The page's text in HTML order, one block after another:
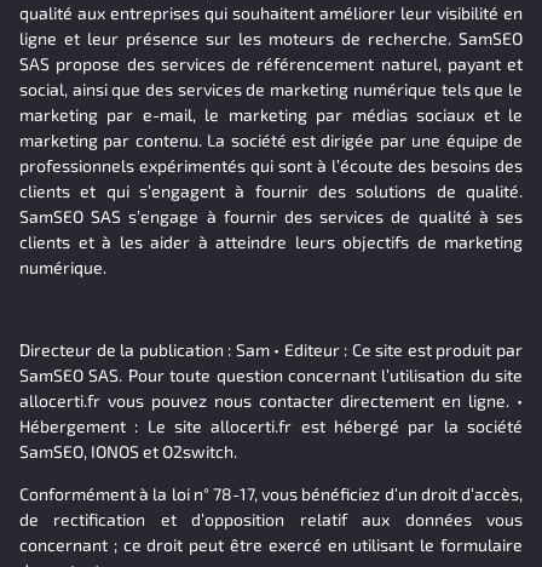
qualité aux entreprises qui souhaitent améliorer leur visibilité en
ligne et leur présence sur les moteurs de recherche. SamSEO
SAS propose des services de référencement naturel, payant et
social, ainsi que des services de marketing numérique tels que le
marketing par e-mail, le marketing par médias sociaux et le
marketing par contenu. La société est dirigée par une équipe de
professionnels expérimentés qui sont à l’écoute des besoins des
clients et qui s’engagent à fournir des solutions de qualité.
SamSEO SAS s’engage à fournir des services de qualité à ses
clients et à les aider à atteindre leurs objectifs de marketing
numérique.
Directeur de la publication : Sam • Editeur : Ce site est produit par
SamSEO SAS. Pour toute question concernant l’utilisation du site
allocerti.fr vous pouvez nous contacter directement en ligne. •
Hébergement : Le site allocerti.fr est hébergé par la société
SamSEO, IONOS et O2switch.
Conformément à la loi n° 78-17, vous bénéficiez d’un droit d’accès,
de rectification et d’opposition relatif aux données vous
concernant ; ce droit peut être exercé en utilisant le formulaire